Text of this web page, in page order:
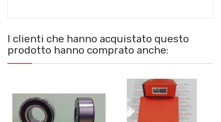
I clienti che hanno acquistato questo
prodotto hanno comprato anche: